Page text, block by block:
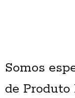
Somos
de